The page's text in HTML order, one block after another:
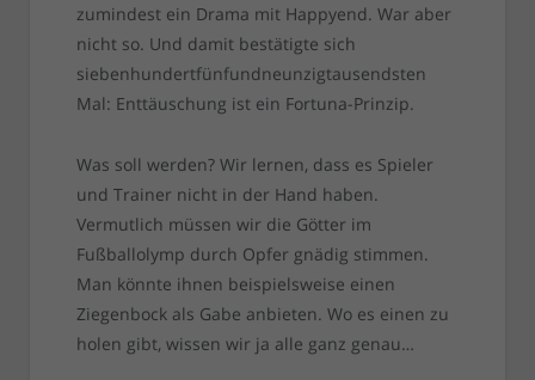
zumindest ein Drama mit Happyend. War aber
nicht so. Und damit bestätigte sich
siebenhundertfünfundneunzigtausendsten
Mal: Enttäuschung ist ein Fortuna-Prinzip.
Was soll werden? Wir lernen, dass es Spieler
und Trainer nicht in der Hand haben.
Vermutlich müssen wir die Götter im
Fußballolymp durch Opfer gnädig stimmen.
Man könnte ihnen beispielsweise einen
Ziegenbock als Gabe anbieten. Wo es einen zu
holen gibt, wissen wir ja alle ganz genau…